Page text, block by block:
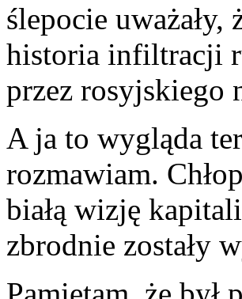
ślepocie uważały,
historia infiltracji
przez rosyjskiego
A ja to wygląda
rozmawiam.
białą wizję
zbrodnie zostały